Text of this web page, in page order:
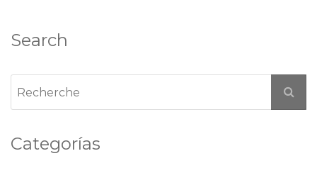
Search
Categorías